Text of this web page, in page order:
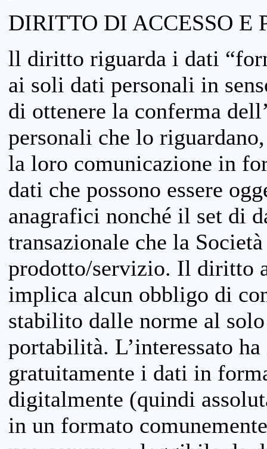
DIRITTO DI ACCESSO
ll diritto riguarda i dati
ai soli dati personali in
di ottenere la conferma
personali che lo
la loro comunicazione in
dati che possono essere
anagrafici nonché il set di
transazionale che la
prodotto/servizio. Il diritto
implica alcun obbligo di
stabilito dalle norme al
portabilità. L’interessato
gratuitamente i dati in
digitalmente (quindi
in un formato